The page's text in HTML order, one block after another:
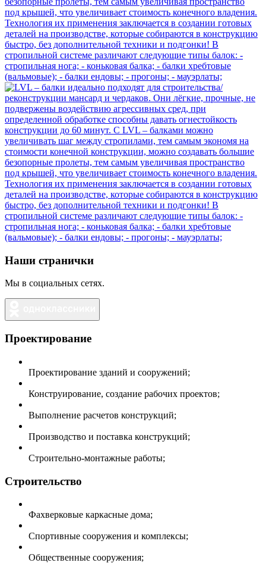
Наши странички
Мы в социальных сетях.
Проектирование
Проектирование зданий и сооружений;
Конструирование, создание рабочих проектов;
Выполнение расчетов конструкций;
Производство и поставка конструкций;
Строительно-монтажные работы;
Строительство
Фахверковые каркасные дома;
Спортивные сооружения и комплексы;
Общественные сооружения;